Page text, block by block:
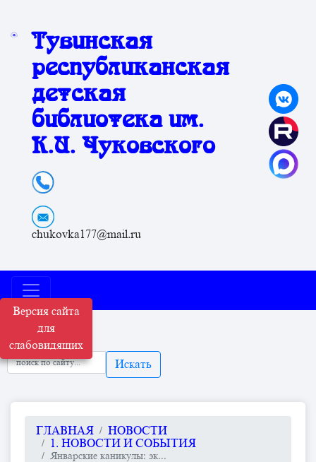
Версия сайта
для
слабовидящих
Тувинская
республиканская
детская
библиотека им.
К.И. Чуковского
chukovka177@mail.ru
Искать
ГЛАВНАЯ
НОВОСТИ
1. НОВОСТИ И СОБЫТИЯ
Январские каникулы: эк...